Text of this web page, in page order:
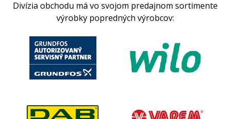
Divízia obchodu má vo svojom predajnom sortimente
výrobky popredných výrobcov: